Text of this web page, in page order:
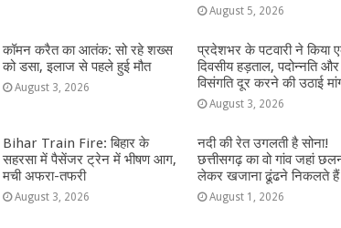
August 5, 2026
कॉमन करैत का आतंक: सो रहे शख्स
को डसा, इलाज से पहले हुई मौत
August 3, 2026
प्रदेशभर के पटवारी ने किया
दिवसीय हड़ताल, पदोन्नति
विसंगति दूर करने की उठाई
August 3, 2026
Bihar Train Fire: बिहार के
सहरसा में पैसेंजर ट्रेन में भीषण आग,
मची अफरा-तफरी
August 3, 2026
नदी की रेत उगलती है सोना!
छत्तीसगढ़ का वो गांव जहां
लेकर खजाना ढूंढने निकलते हैं
August 1, 2026